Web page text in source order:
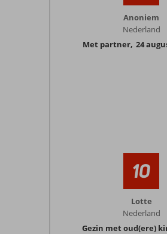
Anoniem
Nederland
Met partner, 24
10
Lotte
Nederland
Gezin met oud(ere)